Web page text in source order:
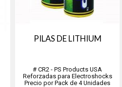
PILAS DE LITHIUM
# CR2 - PS Products USA
Reforzadas para Electroshocks
Precio por Pack de 4 Unidades